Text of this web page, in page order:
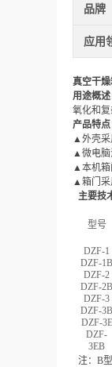
品牌
应用
真空干
用途概述
氧化和复
产品特点
▲外壳
▲微电脑
▲本机
▲箱门采
主要技
型号
DZF-1
DZF-1B
DZF-2
DZF-2B
DZF-3
DZF-3B
DZF-3E
DZF-
3EB
注：B